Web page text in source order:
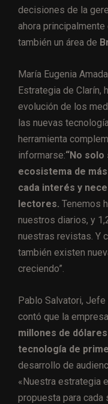
decisiones de la
ahora principalmente
también un área de
María Eugenia
Estrategia de Clarín,
evolución de los
las nuevas
herramienta
informarse:“No
ecosistema de
cada interés y
lectores. Tenemos
nuestros diarios, y
nuestras revistas. Y
también existen
creciendo”.
Pablo Salvatori,
contó que la
millones de
tecnología de
desarrollo de
«Nuestra estrategia
propuesta para cada